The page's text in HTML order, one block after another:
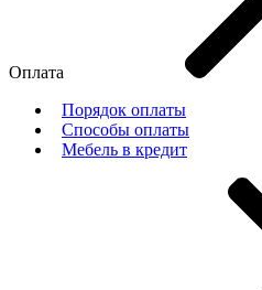
Оплата
Порядок оплаты
Способы оплаты
Мебель в кредит